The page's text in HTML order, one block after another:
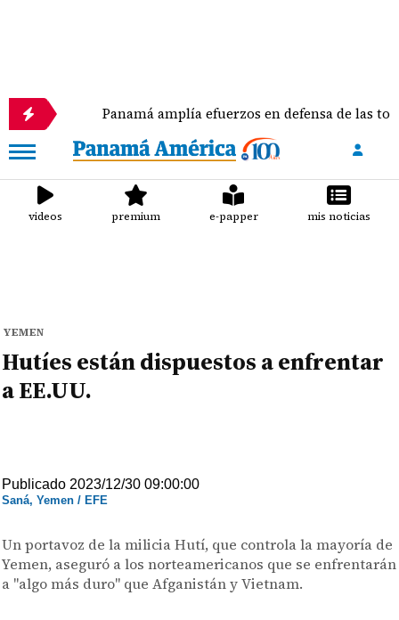
Panamá amplía efuerzos en defensa de las tortugas
videos premium e-papper mis noticias
YEMEN
Hutíes están dispuestos a enfrentar
a EE.UU.
Publicado 2023/12/30 09:00:00
Saná, Yemen / EFE
Un portavoz de la milicia Hutí, que controla la mayoría de
Yemen, aseguró a los norteamericanos que se enfrentarán
a "algo más duro" que Afganistán y Vietnam.